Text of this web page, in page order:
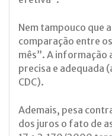
Nem tampouco que
comparação entre
mês”. A informação
precisa e adequada
CDC).
Ademais, pesa
dos juros o fato de